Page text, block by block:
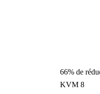
66% de
KVM 8